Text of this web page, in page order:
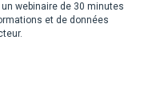
webinaire de 30 minutes
et de données